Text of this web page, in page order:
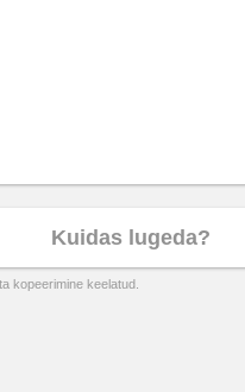
Kuidas lugeda?
kopeerimine keelatud.